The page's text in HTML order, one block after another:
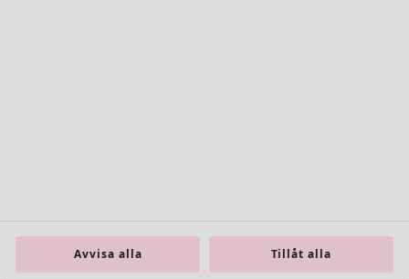
Avvisa alla Tillåt alla